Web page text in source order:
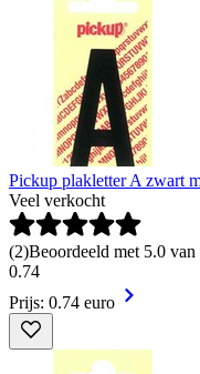
Pickup plakletter A zwart
Veel verkocht
(2)Beoordeeld met 5.0
0.74
Prijs: 0.74 euro